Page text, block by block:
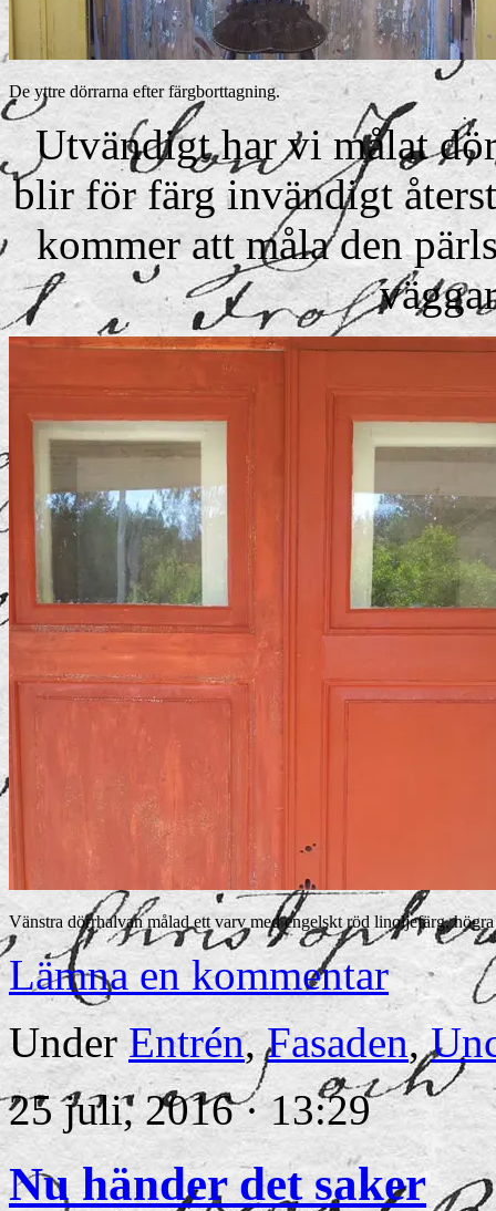
De yttre dörrarna efter färgborttagning.
Utvändigt har vi målat
blir för färg invändigt
kommer att måla den
Vänstra dörrhalvan målad ett varv med engelskt röd linoljefärg,
Lämna en kommentar
UnderEntrén,Fasaden,
25 juli, 2016 · 13:29
Nu händer det saker